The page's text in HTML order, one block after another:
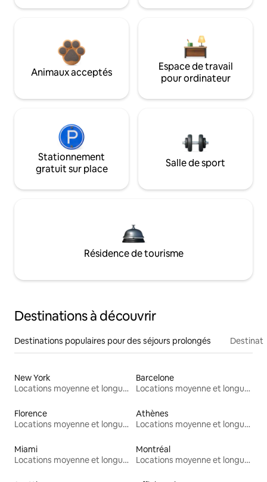
Animaux acceptés
Espace de travail
pour ordinateur
Stationnement
gratuit sur place
Salle de sport
Résidence de tourisme
Destinations à découvrir
Destinations populaires pour des séjours prolongés
New York
Locations moyenne et longue durée
Barcelone
Locations moyenne et longue durée
Florence
Locations moyenne et longue durée
Athènes
Locations moyenne et longue durée
Miami
Locations moyenne et longue durée
Montréal
Locations moyenne et longue durée